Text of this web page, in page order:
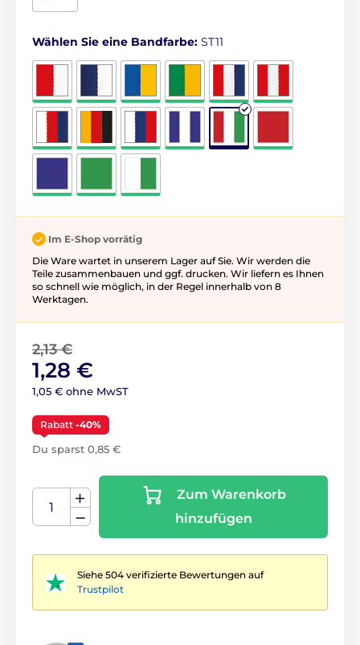
Wählen Sie eine Bandfarbe: ST11
Im E-Shop vorrätig
Die Ware wartet in unserem Lager auf Sie. Wir werden die
Teile zusammenbauen und ggf. drucken. Wir liefern es Ihnen
so schnell wie möglich, in der Regel innerhalb von 8
Werktagen.
2,13 €
1,28 €
1,05 € ohne MwST
Rabatt -40%
Du sparst 0,85 €
Zum Warenkorb
hinzufügen
Siehe 504 verifizierte Bewertungen auf
Trustpilot